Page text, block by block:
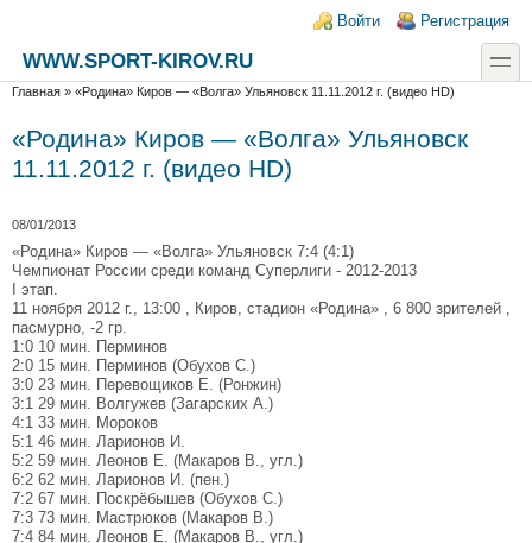
Login links
Войти Регистрация
WWW.SPORT-KIROV.RU
toggle
Вы здесь
Главная » «Родина» Киров — «Волга» Ульяновск 11.11.2012 г. (видео HD)
«Родина» Киров — «Волга» Ульяновск
11.11.2012 г. (видео HD)
08/01/2013
«Родина» Киров — «Волга» Ульяновск 7:4 (4:1)
Чемпионат России среди команд Суперлиги - 2012-2013
I этап.
11 ноября 2012 г., 13:00 , Киров, стадион «Родина» , 6 800 зрителей ,
пасмурно, -2 гр.
1:0 10 мин. Перминов
2:0 15 мин. Перминов (Обухов С.)
3:0 23 мин. Перевощиков Е. (Ронжин)
3:1 29 мин. Волгужев (Загарских А.)
4:1 33 мин. Мороков
5:1 46 мин. Ларионов И.
5:2 59 мин. Леонов Е. (Макаров В., угл.)
6:2 62 мин. Ларионов И. (пен.)
7:2 67 мин. Поскрёбышев (Обухов С.)
7:3 73 мин. Мастрюков (Макаров В.)
7:4 84 мин. Леонов Е. (Макаров В., угл.)